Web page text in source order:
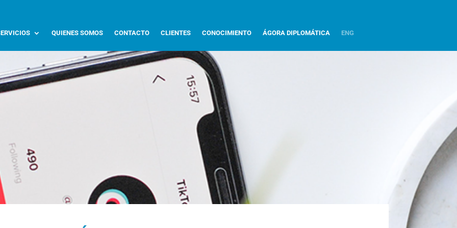
QUIENES SOMOS CONTACTO CLIENTES CONOCIMIENTO ÁGORA DIPLOMÁTICA ENG